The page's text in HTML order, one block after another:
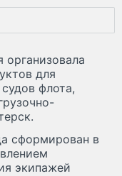
организовала
для
флота,
сформирован в
экипажей